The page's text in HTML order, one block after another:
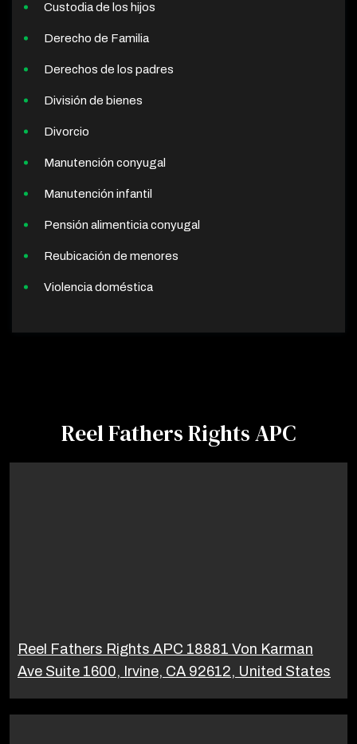
Custodia de los hijos
Derecho de Familia
Derechos de los padres
División de bienes
Divorcio
Manutención conyugal
Manutención infantil
Pensión alimenticia conyugal
Reubicación de menores
Violencia doméstica
Reel Fathers Rights APC
Reel Fathers Rights APC 18881 Von Karman
Ave Suite 1600, Irvine, CA 92612, United States